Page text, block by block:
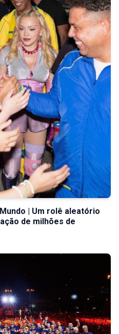
| Um rolê aleatório
de milhões de